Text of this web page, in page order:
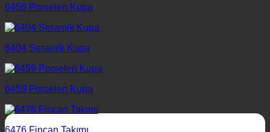
6456 Porselen Kupa
6404 Seramik Kupa
6459 Porselen Kupa